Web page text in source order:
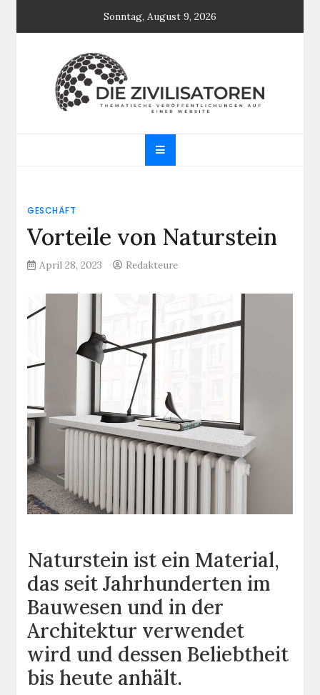
Sonntag, August 9, 2026
Die Zivilisatoren
Website
GESCHÄFT
Vorteile von Naturstein
April 28, 2023 Redakteure
Naturstein ist ein Material,
das seit Jahrhunderten im
Bauwesen und in der
Architektur verwendet
wird und dessen Beliebtheit
bis heute anhält.